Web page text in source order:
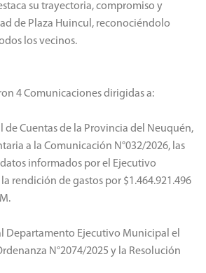
su trayectoria, compromiso y
de Plaza Huincul, reconociéndolo
los vecinos.
4 Comunicaciones dirigidas a:
de Cuentas de la Provincia del Neuquén,
a la Comunicación N°032/2026, las
informados por el Ejecutivo
rendición de gastos por $1.464.921.496
Departamento Ejecutivo Municipal el
N°2074/2025 y la Resolución